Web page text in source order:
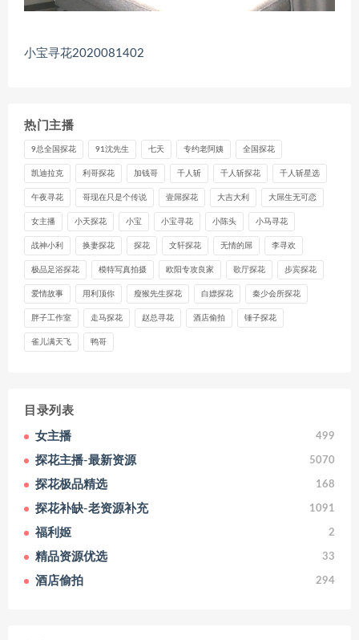
小宝寻花2020081402
热门主播
9总全国探花 91沈先生 七天 专约老阿姨 全国探花
凯迪拉克 利哥探花 加钱哥 千人斩 千人斩探花 千人斩星选
午夜寻花 哥现在只是个传说 壹屌探花 大吉大利 大屌生无可恋
女主播 小天探花 小宝 小宝寻花 小陈头 小马寻花
战神小利 换妻探花 探花 文轩探花 无情的屌 李寻欢
极品足浴探花 模特写真拍摄 欧阳专攻良家 歌厅探花 步宾探花
爱情故事 用利顶你 瘦猴先生探花 白嫖探花 秦少会所探花
胖子工作室 走马探花 赵总寻花 酒店偷拍 锤子探花
雀儿满天飞 鸭哥
目录列表
女主播 499
探花主播-最新资源 5070
探花极品精选 168
探花补缺-老资源补充 1091
福利姬 2
精品资源优选 33
酒店偷拍 294